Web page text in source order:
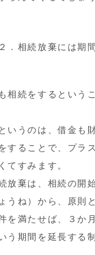
２．相続放棄には期
相続をするという
いうのは、借金も
することで、プラ
てすみます。
放棄は、相続の開
うね）から、原則
を満たせば、３か
う期間を延長する